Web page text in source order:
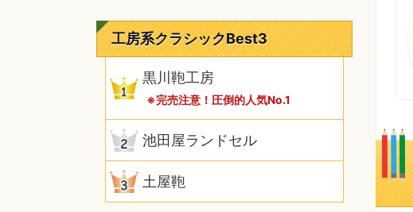
工房系クラシックBest3
黒川鞄工房
※完売注意！圧倒的人気No.1
池田屋ランドセル
土屋鞄